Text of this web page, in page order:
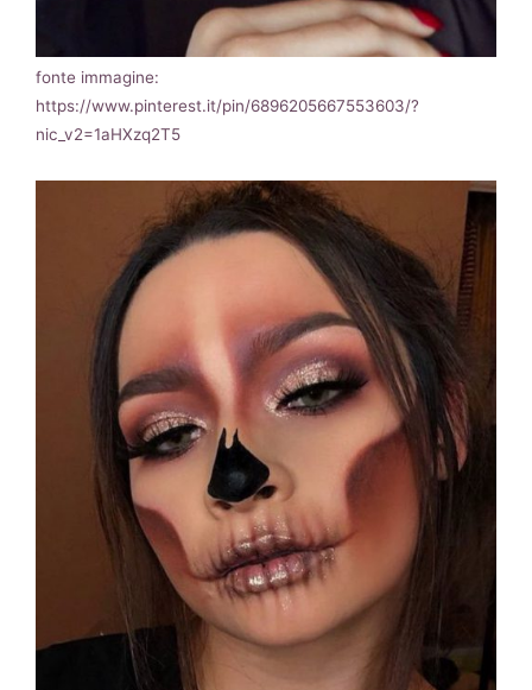
fonte immagine:
https://www.pinterest.it/pin/6896205667553603/?
nic_v2=1aHXzq2T5